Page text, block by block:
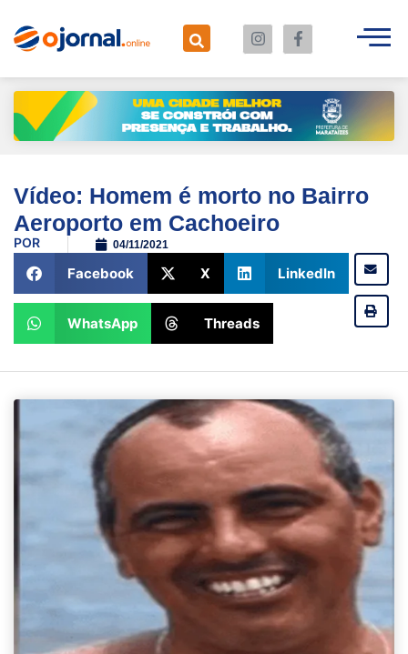
Vídeo: Homem é morto no Bairro
Aeroporto em Cachoeiro
POR 04/11/2021
Facebook X LinkedIn
WhatsApp Threads